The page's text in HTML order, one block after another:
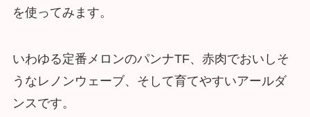
を使ってみます。
いわゆる定番メロンのパンナTF、赤肉でおいしそ
うなレノンウェーブ、そして育てやすいアールダ
ンスです。